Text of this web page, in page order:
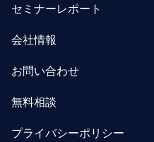
セミナーレポート
会社情報
お問い合わせ
無料相談
プライバシーポリシー